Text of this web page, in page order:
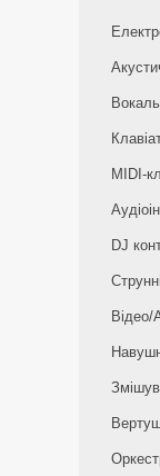
MIDI-
DJ
Відео/